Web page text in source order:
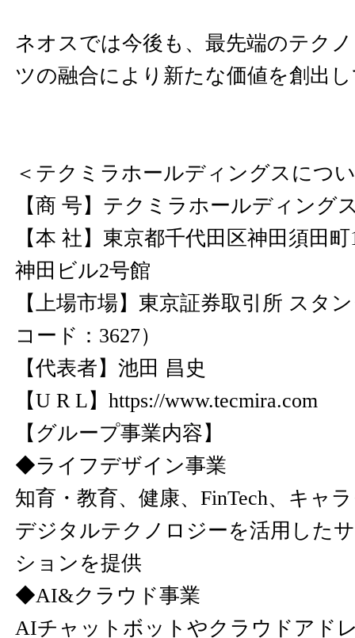
ネオスでは今後も、最先端のテク
ツの融合により新たな価値を創出
＜テクミラホールディングスにつ
【商 号】テクミラホールディング
【本 社】東京都千代田区神田須田
神田ビル2号館
【上場市場】東京証券取引所 スタ
コード：3627）
【代表者】池田 昌史
【U R L】 https://www.tecmira.com
【グループ事業内容】
◆ライフデザイン事業
知育・教育、健康、FinTech、キャ
デジタルテクノロジーを活用した
ションを提供
◆AI&クラウド事業
AIチャットボットやクラウドアド